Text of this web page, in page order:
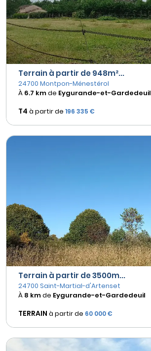
Terrain à partir de 948m²...
24700 Montpon-Ménestérol
À 6.7 kmde Eygurande-et-Gardedeuil
T4 à partir de 196 335 €
Terrain à partir de 3500m...
24700 Saint-Martial-d'Artenset
À 8 kmde Eygurande-et-Gardedeuil
TERRAIN à partir de 60 000 €